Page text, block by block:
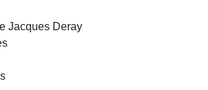
Jacques Deray